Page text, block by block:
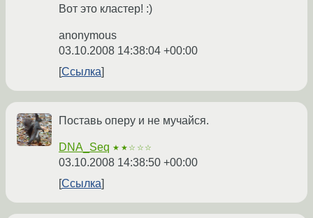
Вот это кластер! :)
anonymous
03.10.2008 14:38:04 +00:00
Ссылка
Поставь оперу и не мучайся.
DNA_Seq ★★☆☆☆
03.10.2008 14:38:50 +00:00
Ссылка